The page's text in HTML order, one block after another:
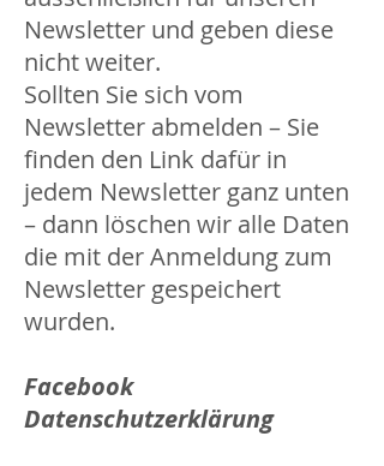
Newsletter und geben diese
nicht weiter.
Sollten Sie sich vom
Newsletter abmelden – Sie
finden den Link dafür in
jedem Newsletter ganz unten
– dann löschen wir alle Daten
die mit der Anmeldung zum
Newsletter gespeichert
wurden.
Facebook
Datenschutzerklärung